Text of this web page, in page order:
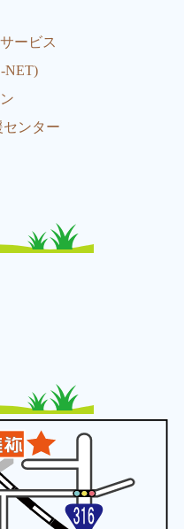
ービス
NET)
ンター